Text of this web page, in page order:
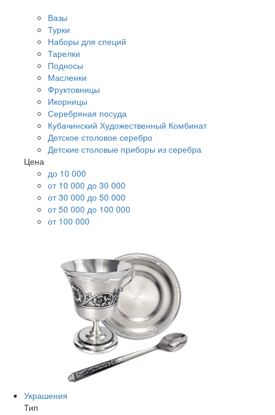
Вазы
Турки
Наборы для специй
Тарелки
Подносы
Масленки
Фруктовницы
Икорницы
Серебряная посуда
Кубачинский Художественный Комбинат
Детское столовое серебро
Детские столовые приборы из серебра
Цена
до 10 000
от 10 000 до 30 000
от 30 000 до 50 000
от 50 000 до 100 000
от 100 000
Украшения
Тип